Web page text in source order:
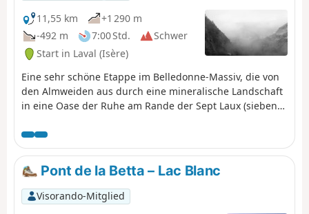
11,55 km
+1 290 m
-492 m
7:00 Std.
Schwer
Start in Laval (Isère)
Eine sehr schöne Etappe im Belledonne-Massiv, die von
den Almweiden aus durch eine mineralische Landschaft
in eine Oase der Ruhe am Rande der Sept Laux (sieben
Pont de la Betta – Lac Blanc
Visorando-Mitglied